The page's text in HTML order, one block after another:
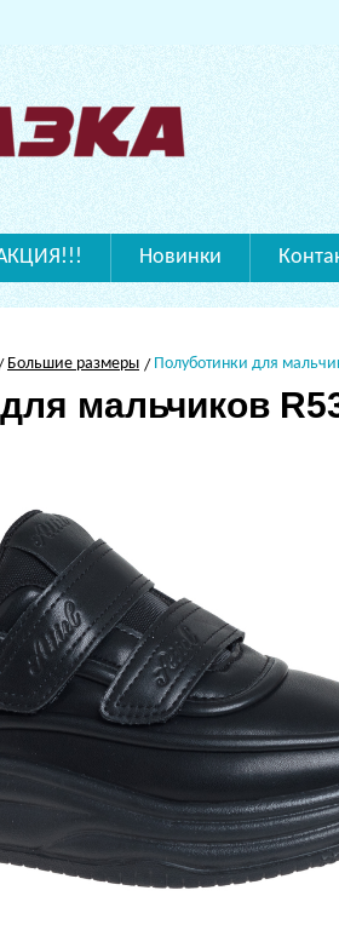
Новинки
Большие размеры Полуботинки для
мальчиков